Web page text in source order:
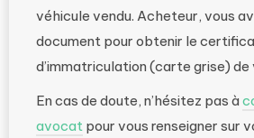
véhicule vendu. Acheteur, vous
document pour obtenir le
d’immatriculation (carte grise)
En cas de doute, n’hésitez pas à
avocat pour vous renseigner sur